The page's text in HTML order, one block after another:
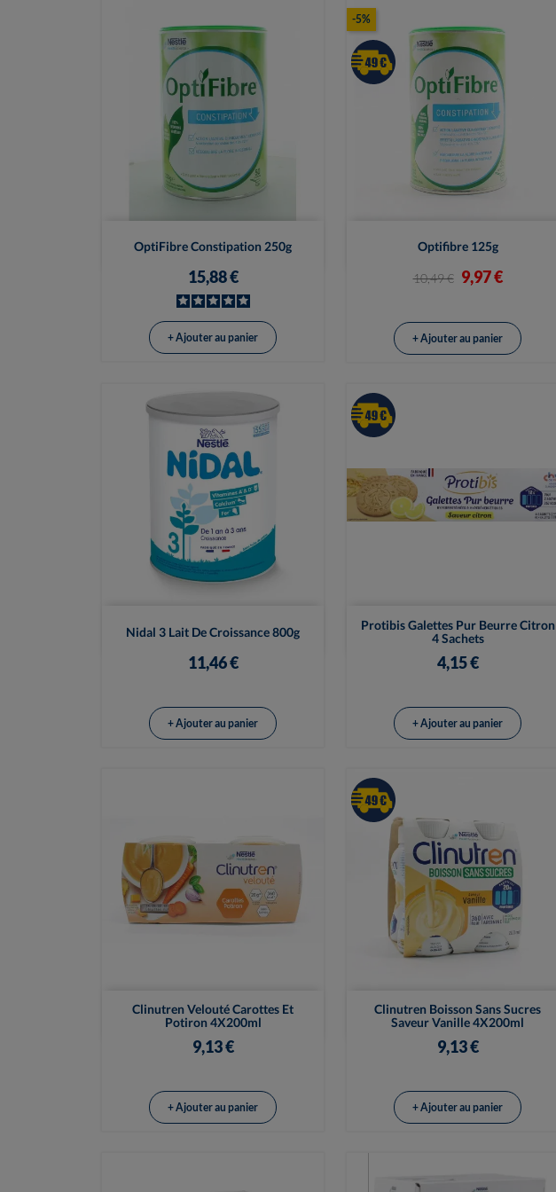
OptiFibre Constipation 250g
15,88 €
 Vue rapide
+ Ajouter au panier
Optifibre 125g
10,49 € 9,97 €
-5%
Vue rapide
+ Ajouter au panier
Nidal 3 Lait De Croissance 800g
11,46 €
 Vue rapide
+ Ajouter au panier
Protibis Galettes Pur Beurre Citron
4 Sachets
4,15 €
Vue rapide
+ Ajouter au panier
Clinutren Velouté Carottes Et
Potiron 4X200ml
9,13 €
Vue rapide
+ Ajouter au panier
Clinutren Boisson Sans Sucres
Saveur Vanille 4X200ml
9,13 €
Vue rapide
+ Ajouter au panier